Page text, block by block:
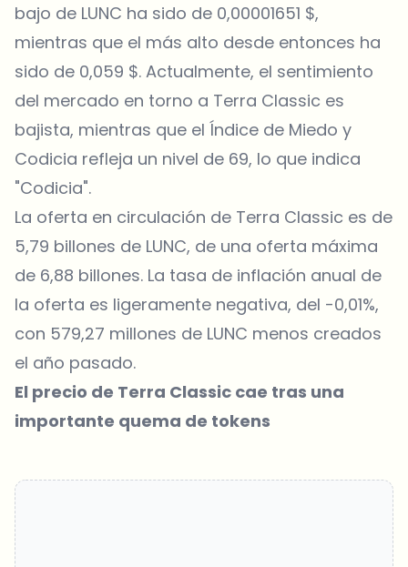
bajo de LUNC ha sido de 0,00001651 $,
mientras que el más alto desde entonces ha
sido de 0,059 $. Actualmente, el sentimiento
del mercado en torno a Terra Classic es
bajista, mientras que el Índice de Miedo y
Codicia refleja un nivel de 69, lo que indica
"Codicia".
La oferta en circulación de Terra Classic es de
5,79 billones de LUNC, de una oferta máxima
de 6,88 billones. La tasa de inflación anual de
la oferta es ligeramente negativa, del -0,01%,
con 579,27 millones de LUNC menos creados
el año pasado.
El precio de Terra Classic cae tras una
importante quema de tokens